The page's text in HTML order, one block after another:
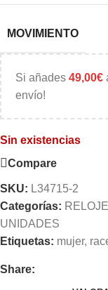
MOVIMIENTO
Si añades 49,00€
envío!
Sin existencias
Compare
SKU: L34715-2
Categorías:
UNIDADES
Etiquetas: mujer,
Share: